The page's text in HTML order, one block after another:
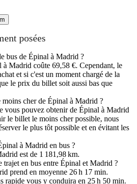
posées
bus de Épinal à Madrid ?
Madrid coûte 69,58 €. Cependant, le
et si c'est un moment chargé de la
le prix du billet soit aussi bas que
cher de Épinal à Madrid ?
vous pouvez obtenir de Épinal à Madrid
le billet le moins cher possible, nous
le plus tôt possible et en évitant les
à Madrid en bus ?
est de 1 181,98 km.
trajet en bus entre Épinal et Madrid ?
prend en moyenne 26 h 17 min.
rapide vous y conduira en 25 h 50 min.